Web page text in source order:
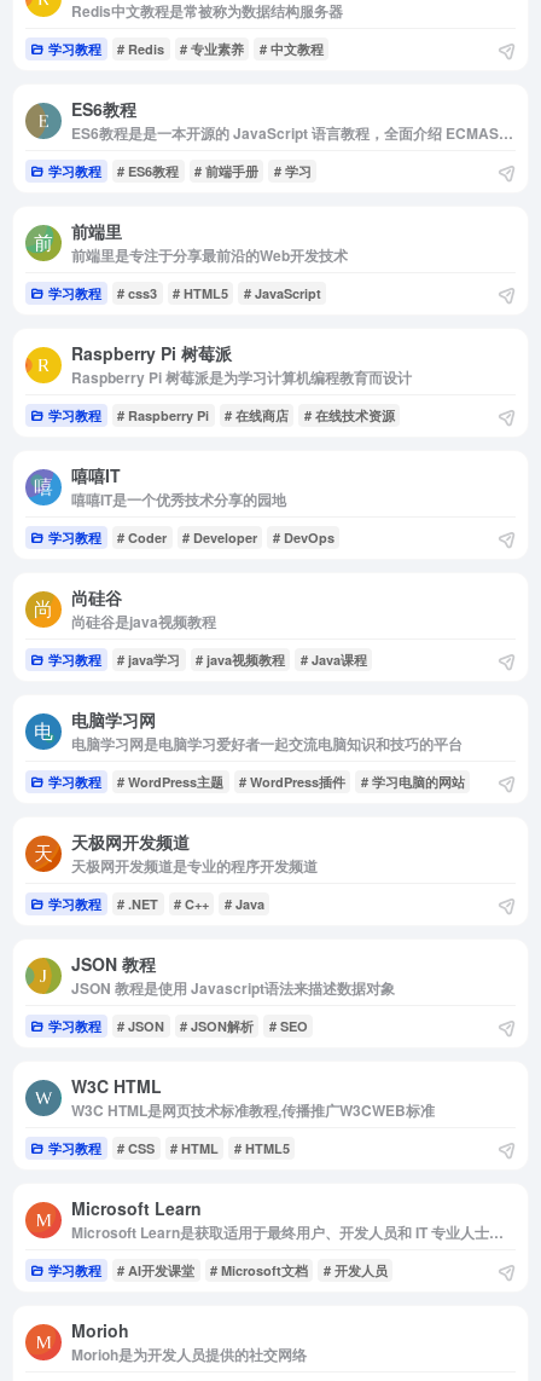
Redis中文教程是常被称为数据结构服务器
学习教程 # Redis # 专业素养 # 中文教程
ES6教程
ES6教程是是一本开源的 JavaScript 语言教程，全面介绍 ECMAScript 6 新引入的语法特性。
学习教程 # ES6教程 # 前端手册 # 学习
前端里
前端里是专注于分享最前沿的Web开发技术
学习教程 # css3 # HTML5 # JavaScript
Raspberry Pi 树莓派
Raspberry Pi 树莓派是为学习计算机编程教育而设计
学习教程 # Raspberry Pi # 在线商店 # 在线技术资源
嘻嘻IT
嘻嘻IT是一个优秀技术分享的园地
学习教程 # Coder # Developer # DevOps
尚硅谷
尚硅谷是java视频教程
学习教程 # java学习 # java视频教程 # Java课程
电脑学习网
电脑学习网是电脑学习爱好者一起交流电脑知识和技巧的平台
学习教程 # WordPress主题 # WordPress插件 # 学习电脑的网站
天极网开发频道
天极网开发频道是专业的程序开发频道
学习教程 # .NET # C++ # Java
JSON 教程
JSON 教程是使用 Javascript语法来描述数据对象
学习教程 # JSON # JSON解析 # SEO
W3C HTML
W3C HTML是网页技术标准教程,传播推广W3CWEB标准
学习教程 # CSS # HTML # HTML5
Microsoft Learn
Microsoft Learn是获取适用于最终用户、开发人员和 IT 专业人士的最新Microsoft文档
学习教程 # AI开发课堂 # Microsoft文档 # 开发人员
Morioh
Morioh是为开发人员提供的社交网络